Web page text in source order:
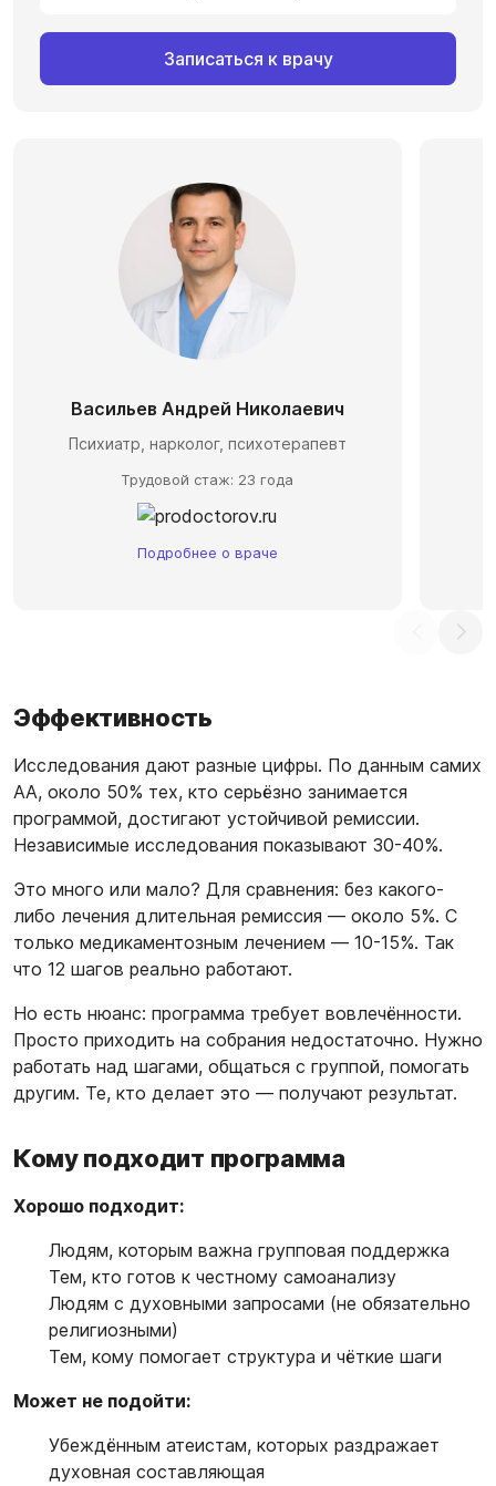
Записаться к врачу
Васильев Андрей Николаевич
Психиатр, нарколог, психотерапевт
Трудовой стаж: 23 года
Подробнее о враче
Эффективность
Исследования дают разные цифры. По данным самих
АА, около 50% тех, кто серьёзно занимается
программой, достигают устойчивой ремиссии.
Независимые исследования показывают 30-40%.
Это много или мало? Для сравнения: без какого-
либо лечения длительная ремиссия — около 5%. С
только медикаментозным лечением — 10-15%. Так
что 12 шагов реально работают.
Но есть нюанс: программа требует вовлечённости.
Просто приходить на собрания недостаточно. Нужно
работать над шагами, общаться с группой, помогать
другим. Те, кто делает это — получают результат.
Кому подходит программа
Хорошо подходит:
Людям, которым важна групповая поддержка
Тем, кто готов к честному самоанализу
Людям с духовными запросами (не обязательно
религиозными)
Тем, кому помогает структура и чёткие шаги
Может не подойти:
Убеждённым атеистам, которых раздражает
духовная составляющая